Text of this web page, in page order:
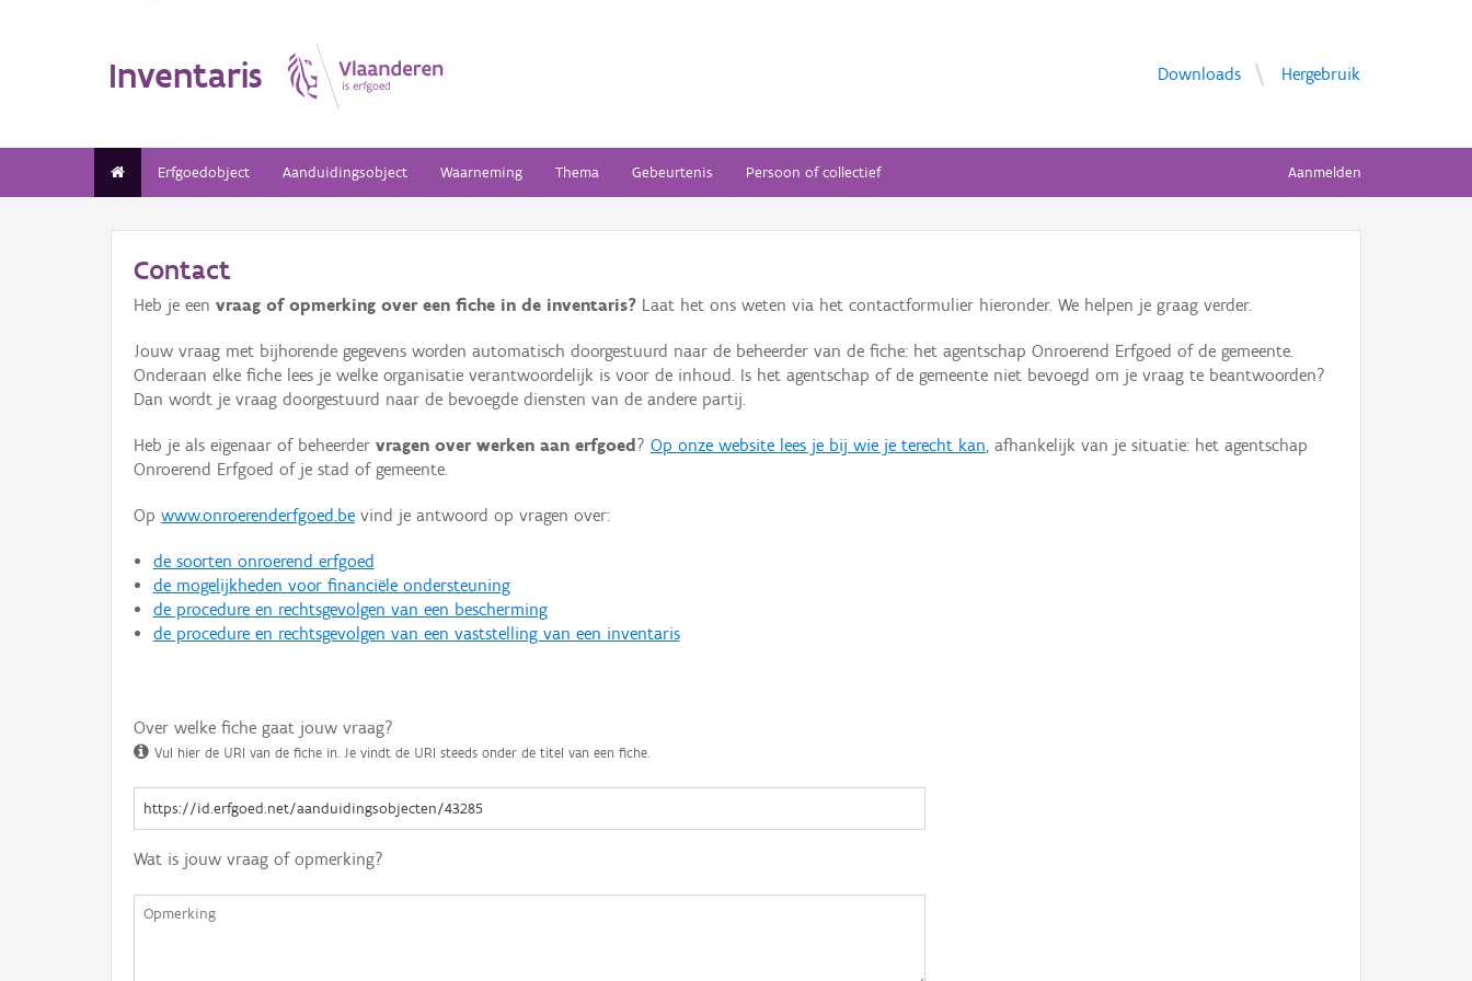
Inventaris Downloads Hergebruik
Erfgoedobject Aanduidingsobject Waarneming Thema Gebeurtenis Persoon of collectief Aanmelden
Contact
Heb je een vraag of opmerking over een fiche in de inventaris? Laat het ons weten via het contactformulier hieronder. We helpen je graag verder.
Jouw vraag met bijhorende gegevens worden automatisch doorgestuurd naar de beheerder van de fiche: het agentschap Onroerend Erfgoed of de gemeente.
Onderaan elke fiche lees je welke organisatie verantwoordelijk is voor de inhoud. Is het agentschap of de gemeente niet bevoegd om je vraag te beantwoorden?
Dan wordt je vraag doorgestuurd naar de bevoegde diensten van de andere partij.
Heb je als eigenaar of beheerder vragen over werken aan erfgoed ? Op onze website lees je bij wie je terecht kan, afhankelijk van je situatie: het agentschap
Onroerend Erfgoed of je stad of gemeente.
Op www.onroerenderfgoed.be vind je antwoord op vragen over:
de soorten onroerend erfgoed
de mogelijkheden voor financiële ondersteuning
de procedure en rechtsgevolgen van een bescherming
de procedure en rechtsgevolgen van een vaststelling van een inventaris
Over welke fiche gaat jouw vraag?
Vul hier de URI van de fiche in. Je vindt de URI steeds onder de titel van een fiche.
Wat is jouw vraag of opmerking?